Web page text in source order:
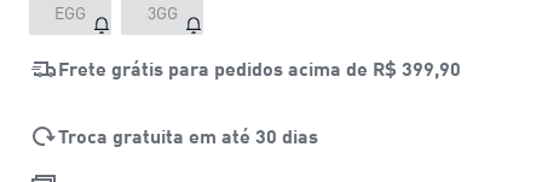
EGG 3GG
Frete grátis para pedidos acima de R$ 399,90
Troca gratuita em até 30 dias